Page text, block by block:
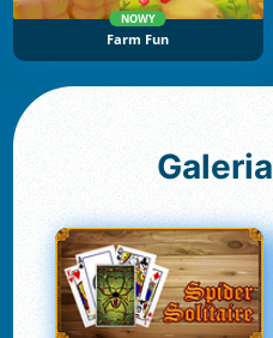
NOWY
Farm Fun
Galeria